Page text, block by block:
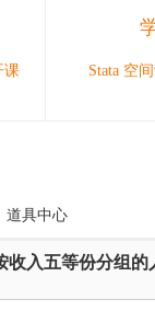
课 Stata 空
道具中心
入五等份分组的